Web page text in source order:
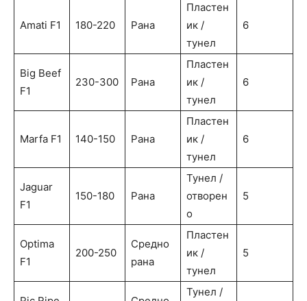
Amati F1 180-220 Рана
Пластен
ик /
тунел
6
Big Beef
F1
230-300 Рана
Пластен
ик /
тунел
6
Marfa F1 140-150 Рана
Пластен
ик /
тунел
6
Jaguar
F1
150-180 Рана
Тунел /
отворен
о
5
Optima
F1
200-250
Средно
рана
Пластен
ик /
тунел
5
Тунел /